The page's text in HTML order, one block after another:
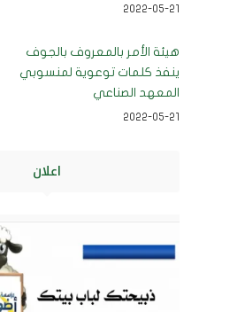
2022-05-21
هيئة الأمر بالمعروف بالجوف
ينفذ كلمات توعوية لمنسوبي
المعهد الصناعي
2022-05-21
اعلان